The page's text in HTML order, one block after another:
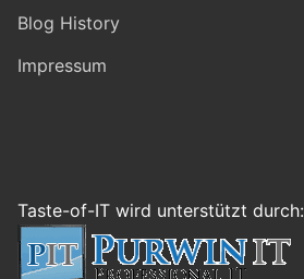
Blog History
Impressum
Taste-of-IT wird unterstützt durch: